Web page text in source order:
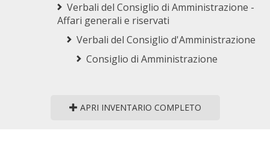
Verbali del Consiglio di Amministrazione -
Affari generali e riservati
Verbali del Consiglio d'Amministrazione
Consiglio di Amministrazione
APRI INVENTARIO COMPLETO